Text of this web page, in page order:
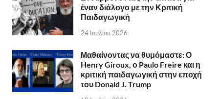
έναν διάλογο με την Κριτική
Παιδαγωγική
24 Ιουλίου 2026
Μαθαίνοντας να θυμόμαστε: Ο
Henry Giroux, ο Paulo Freire και η
κριτική παιδαγωγική στην εποχή
του Donald J. Trump